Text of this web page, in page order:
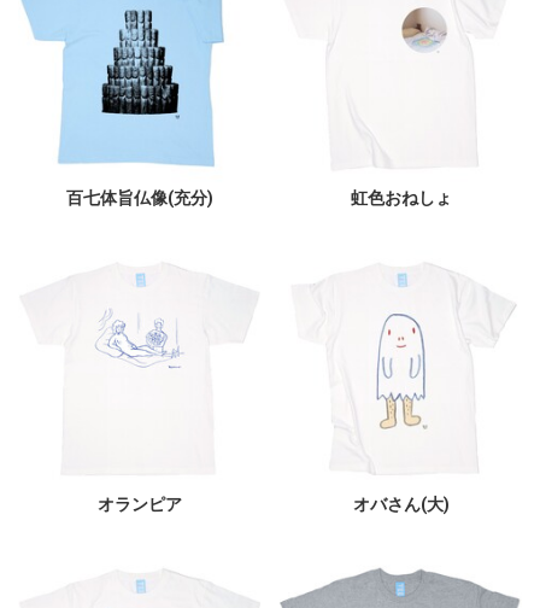
百七体旨仏像(充分) 虹色おねしょ
オランピア オバさん(大)